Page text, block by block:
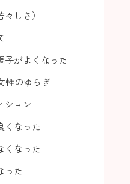
しさ）
子がよくなった
性のゆらぎ
ション
くなった
くなった
った